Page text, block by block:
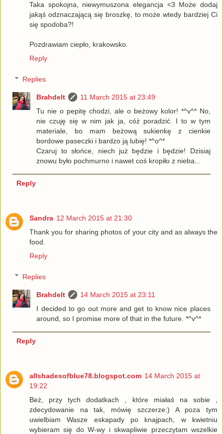
Taka spokojna, niewymuszona elegancja <3 Może dodaj
jakąś odznaczającą się broszkę, to może wtedy bardziej Ci
się spodoba?!
Pozdrawiam ciepło, krakowsko.
Reply
Replies
Brahdelt
11 March 2015 at 23:49
Tu nie o pepitę chodzi, ale o beżowy kolor! *^v^* No,
nie czuję się w nim jak ja, cóż poradzić. I to w tym
materiale, bo mam beżową sukienkę z cienkie
bordowe paseczki i bardzo ją lubię! *^o^*
Czaruj to słońce, niech już będzie i będzie! Dzisiaj
znowu było pochmurno i nawet coś kropiło z nieba...
Reply
Sandra 12 March 2015 at 21:30
Thank you for sharing photos of your city and as always the
food.
Reply
Replies
Brahdelt
14 March 2015 at 23:11
I decided to go out more and get to know nice places
around, so I promise more of that in the future. *^v^*
Reply
allshadesofblue78.blogspot.com 14 March 2015 at
19:22
Beż, przy tych dodatkach , które miałaś na sobie ,
zdecydowanie na tak, mówię szczerze:) A poza tym
uwielbiam Wasze eskapady po knajpach, w kwietniu
wybieram się do W-wy i skwapliwie przeczytam wszelkie